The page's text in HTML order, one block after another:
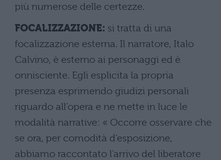
più numerose delle certezze.
FOCALIZZAZIONE: si tratta di una
focalizzazione esterna. Il narratore, Italo
Calvino, è esterno ai personaggi ed è
onnisciente. Egli esplicita la propria
presenza esprimendo giudizi personali
riguardo all’opera e ne mette in luce le
modalità narrative: « Occorre osservare che
se ora, per comodità d’esposizione,
abbiamo raccontato l’arrivo del liberatore